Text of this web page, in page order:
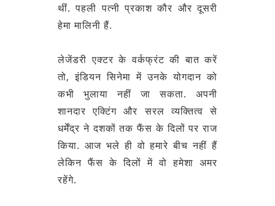
थीं. पहली पत्नी प्रकाश कौर और दूसरी
हेमा मालिनी हैं.
लेजेंडरी एक्टर के वर्कफ्रंट की बात करें
तो, इंडियन सिनेमा में उनके योगदान को
कभी भुलाया नहीं जा सकता. अपनी
शानदार एक्टिंग और सरल व्यक्तित्व से
धर्मेंद्र ने दशकों तक फैंस के दिलों पर राज
किया. आज भले ही वो हमारे बीच नहीं हैं
लेकिन फैंस के दिलों में वो हमेशा अमर
रहेंगे.